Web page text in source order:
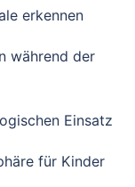
erkennen
während der
Einsatz
für Kinder